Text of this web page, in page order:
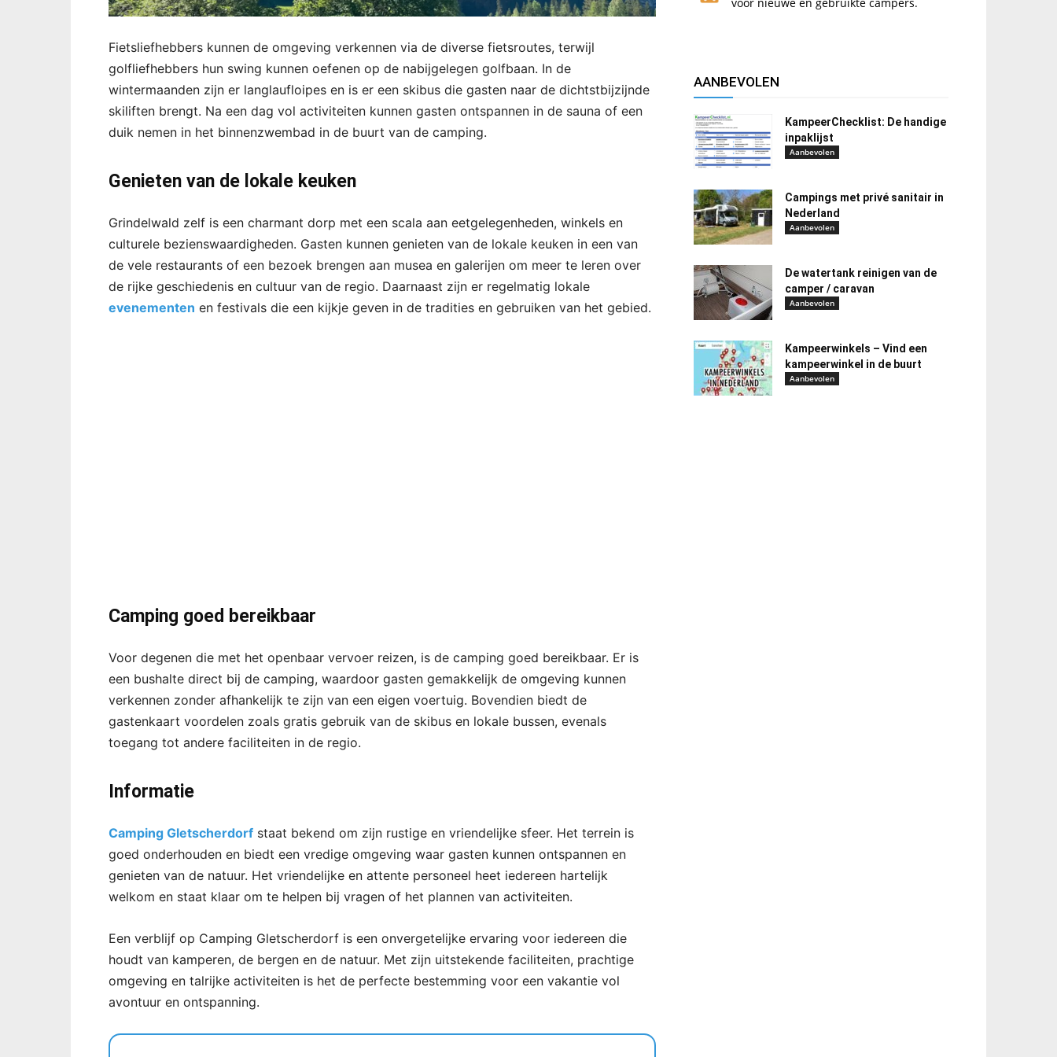
Fietsliefhebbers kunnen de omgeving verkennen via de diverse fietsroutes, terwijl
golfliefhebbers hun swing kunnen oefenen op de nabijgelegen golfbaan. In de
wintermaanden zijn er langlaufloipes en is er een skibus die gasten naar de dichtstbijzijnde
skiliften brengt. Na een dag vol activiteiten kunnen gasten ontspannen in de sauna of een
duik nemen in het binnenzwembad in de buurt van de camping.
Genieten van de lokale keuken
Grindelwald zelf is een charmant dorp met een scala aan eetgelegenheden, winkels en
culturele bezienswaardigheden. Gasten kunnen genieten van de lokale keuken in een van
de vele restaurants of een bezoek brengen aan musea en galerijen om meer te leren over
de rijke geschiedenis en cultuur van de regio. Daarnaast zijn er regelmatig lokale
evenementen en festivals die een kijkje geven in de tradities en gebruiken van het gebied.
Camping goed bereikbaar
Voor degenen die met het openbaar vervoer reizen, is de camping goed bereikbaar. Er is
een bushalte direct bij de camping, waardoor gasten gemakkelijk de omgeving kunnen
verkennen zonder afhankelijk te zijn van een eigen voertuig. Bovendien biedt de
gastenkaart voordelen zoals gratis gebruik van de skibus en lokale bussen, evenals
toegang tot andere faciliteiten in de regio.
Informatie
Camping Gletscherdorf staat bekend om zijn rustige en vriendelijke sfeer. Het terrein is
goed onderhouden en biedt een vredige omgeving waar gasten kunnen ontspannen en
genieten van de natuur. Het vriendelijke en attente personeel heet iedereen hartelijk
welkom en staat klaar om te helpen bij vragen of het plannen van activiteiten.
Een verblijf op Camping Gletscherdorf is een onvergetelijke ervaring voor iedereen die
houdt van kamperen, de bergen en de natuur. Met zijn uitstekende faciliteiten, prachtige
omgeving en talrijke activiteiten is het de perfecte bestemming voor een vakantie vol
avontuur en ontspanning.
AANBEVOLEN
KampeerChecklist: De handige
inpaklijst
Aanbevolen
Campings met privé sanitair in
Nederland
Aanbevolen
De watertank reinigen van de
camper / caravan
Aanbevolen
Kampeerwinkels – Vind een
kampeerwinkel in de buurt
Aanbevolen